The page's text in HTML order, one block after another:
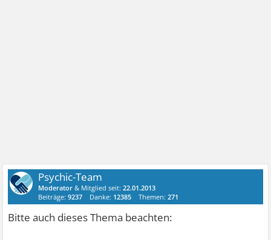
Psychic-Team
Moderator & Mitglied seit:22.01.2013
Beiträge:9237 Danke: 12385 Themen:271
Bitte auch dieses Thema beachten: